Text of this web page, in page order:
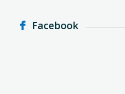
Facebook